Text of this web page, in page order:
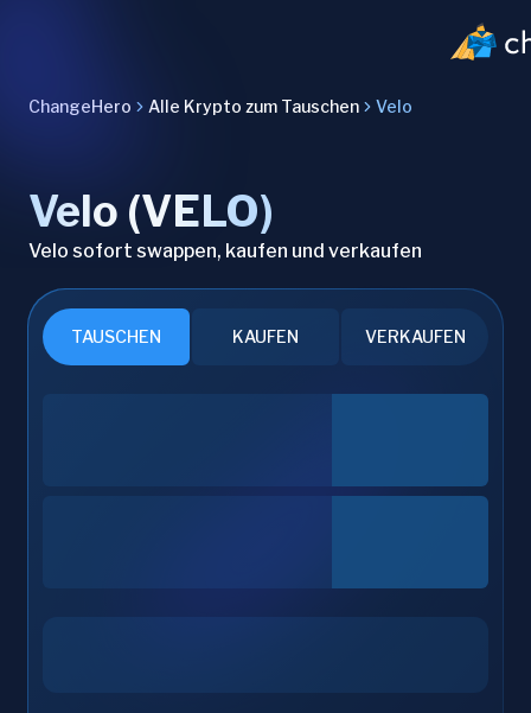
ChangeHero Alle Krypto zum Tauschen Velo
Velo (VELO)
Velo sofort swappen, kaufen und verkaufen
TAUSCHEN KAUFEN VERKAUFEN